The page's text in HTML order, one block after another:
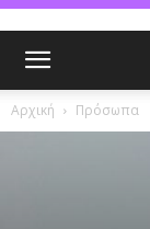
Αρχική Πρόσωπα